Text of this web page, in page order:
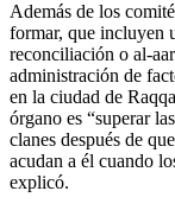
Además de los
formar, que incluyen
reconciliación o al-
administración de
en la ciudad de
órgano es “superar
clanes después de
acudan a él cuando
explicó.